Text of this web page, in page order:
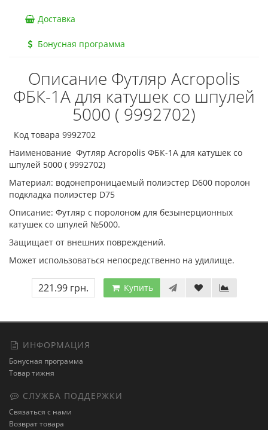
Доставка
Бонусная программа
Описание Футляр Acropolis
ФБК-1А для катушек со шпулей
5000 ( 9992702)
Код товара 9992702
Наименование Футляр Acropolis ФБК-1А для катушек со
шпулей 5000 ( 9992702)
Материал: водонепроницаемый полиэстер D600 поролон
подкладка полиэстер D75
Описание: Футляр с поролоном для безынерционных
катушек со шпулей №5000.
Защищает от внешних повреждений.
Может использоваться непосредственно на удилище.
221.99 грн. Купить
ИНФОРМАЦИЯ
Бонусная программа
Товар тижня
СЛУЖБА ПОДДЕРЖКИ
Связаться с нами
Возврат товара